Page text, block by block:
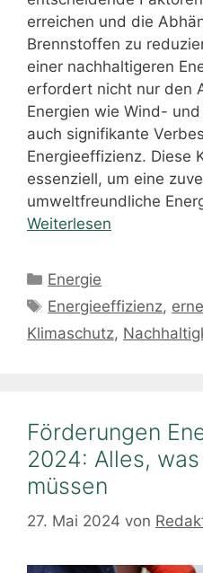
erreichen und die
Brennstoffen zu
einer nachhaltigeren
erfordert nicht nur den
Energien wie Wind-
auch signifikante
Energieeffizienz. Diese
essenziell, um eine
umweltfreundliche
Weiterlesen
Kategorien
Energie
Schlagwörter
Energieeffizienz,
Klimaschutz,
Förderungen
2024: Alles,
müssen
27. Mai 2024 von